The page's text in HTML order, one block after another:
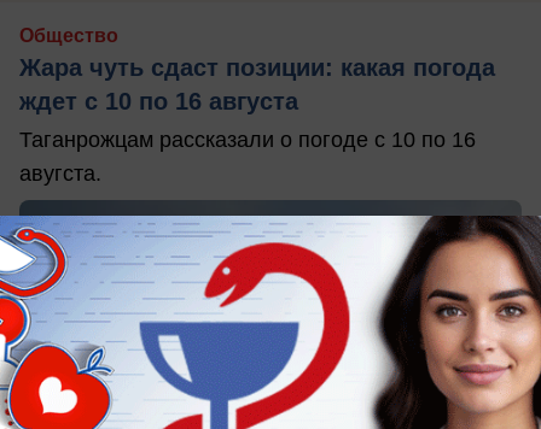
Общество
Жара чуть сдаст позиции: какая погода
ждет с 10 по 16 августа
Таганрожцам рассказали о погоде с 10 по 16
авугста.